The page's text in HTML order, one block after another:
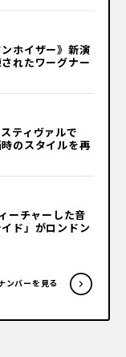
ホイザー》新演
れたワーグナー
ティヴァルで
のスタイルを再
ーチャーした音
ド」がロンドン
ンバーを見る